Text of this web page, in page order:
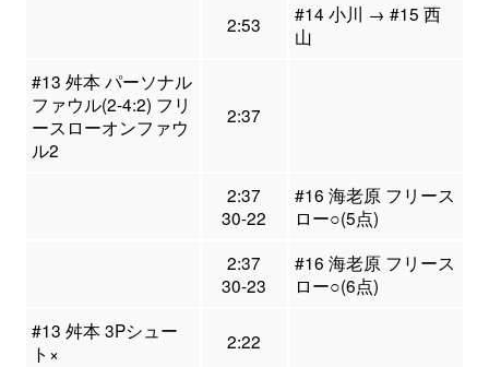
2:53
#14 小川 → #15 西
山
#13 舛本 パーソナル
ファウル(2-4:2) フリ
ースローオンファウ
ル2
2:37
2:37
30-22
#16 海老原 フリース
ロー○(5点)
2:37
30-23
#16 海老原 フリース
ロー○(6点)
#13 舛本 3Pシュー
ト×
2:22